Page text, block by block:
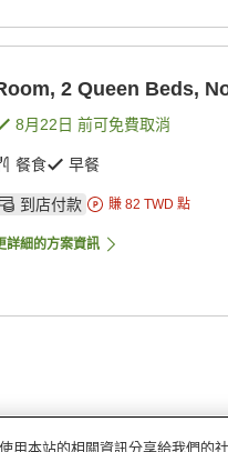
2 Queen Beds,
8月22日 前可免費取消
餐食 早餐
到店付款 賺 82 TWD 點
詳細的方案資訊
用本站的相關資訊分享給我們的社